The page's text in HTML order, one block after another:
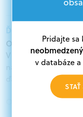
Ďalšie informácie:
Oprávnení žiadatelia:
V databáze grantov
nájdete aktuálne
ďalších zdrojov.
Oprávnení partneri:
Pridajte
v databáze